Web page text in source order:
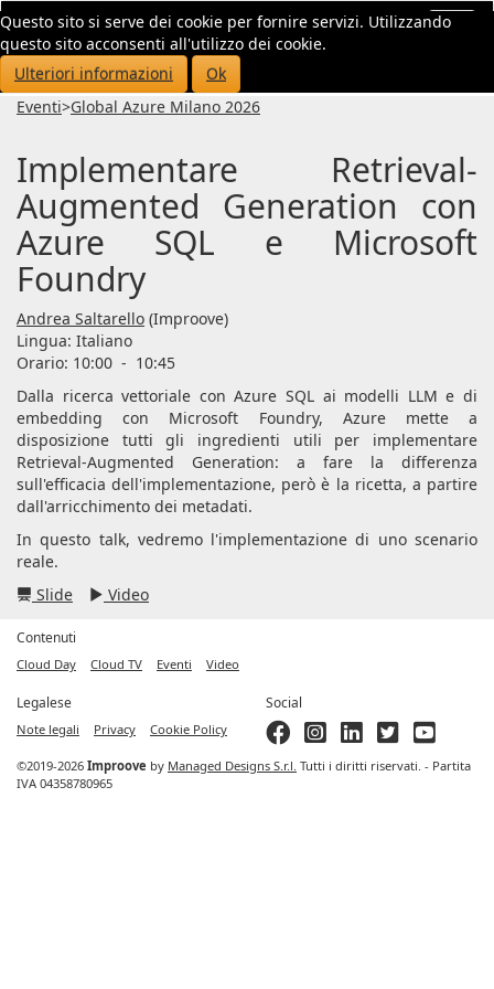
Questo sito si serve dei cookie per fornire servizi. Utilizzando
questo sito acconsenti all'utilizzo dei cookie.
Ulteriori informazioni
Ok
Eventi>Global Azure Milano 2026
Implementare Retrieval-
Augmented Generation con
Azure SQL e Microsoft
Foundry
Andrea Saltarello (Improove)
Lingua: Italiano
Orario: 10:00 - 10:45
Dalla ricerca vettoriale con Azure SQL ai modelli LLM e di
embedding con Microsoft Foundry, Azure mette a
disposizione tutti gli ingredienti utili per implementare
Retrieval-Augmented Generation: a fare la differenza
sull'efficacia dell'implementazione, però è la ricetta, a partire
dall'arricchimento dei metadati.
In questo talk, vedremo l'implementazione di uno scenario
reale.
Slide
Video
Contenuti
Cloud Day Cloud TV Eventi Video
Legalese
Note legali Privacy Cookie Policy
Social
©2019-2026 Improove by Managed Designs S.r.l. Tutti i diritti riservati. - Partita
IVA 04358780965